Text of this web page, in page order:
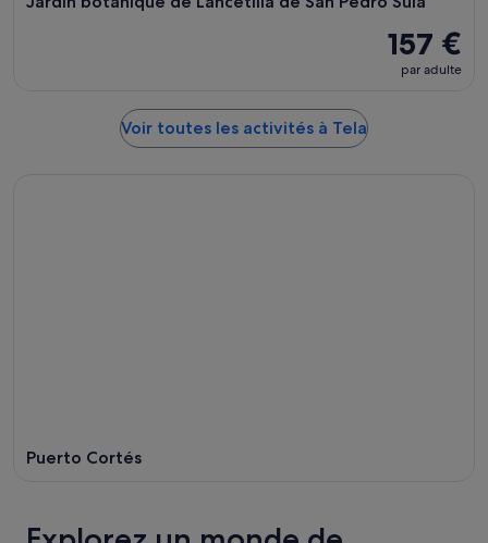
157 €
par adulte
Voir toutes les activités à Tela
Puerto Cortés